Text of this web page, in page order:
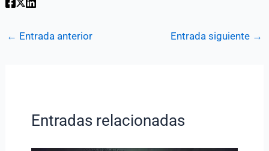
← Entrada anterior Entrada siguiente →
Entradas relacionadas